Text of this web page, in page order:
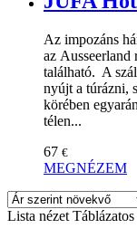
Az impozáns
az Ausseerland
található. A
nyújt a túrázni,
körében
télen...
67 €
MEGNÉZEM
Lista nézet Táblázatos